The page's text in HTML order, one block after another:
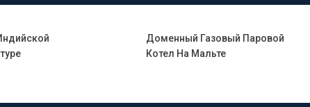
Доменный Газовый Паровой
Котел На Мальте